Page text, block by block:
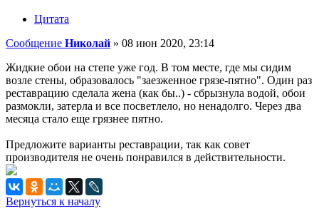
Цитата
Сообщение Николай » 08 июн 2020, 23:14
Жидкие обои на степе уже год. В том месте, где мы сидим
возле стены, образовалось "заезженное грязе-пятно". Один раз
реставрацию сделала жена (как бы..) - сбрызнула водой, обои
размокли, затерла и все посветлело, но ненадолго. Через два
месяца стало еще грязнее пятно.
Предложите варианты реставрации, так как совет
производителя не очень понравился в действительности.
Вернуться к началу